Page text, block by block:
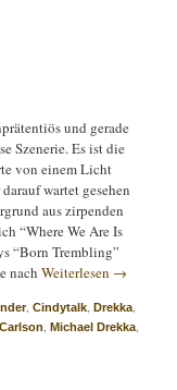
und gerade
Szenerie. Es ist die
von einem Licht
wartet gesehen
aus zirpenden
“Where We Are Is
“Born Trembling”
nachWeiterlesen →
,Cindytalk ,Drekka
,Michael Drekka